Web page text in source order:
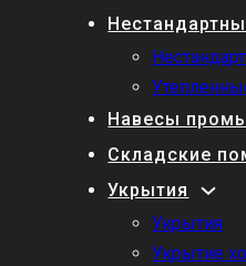
Навесы
Складские
Укрытия
Укрытия
Укрытие